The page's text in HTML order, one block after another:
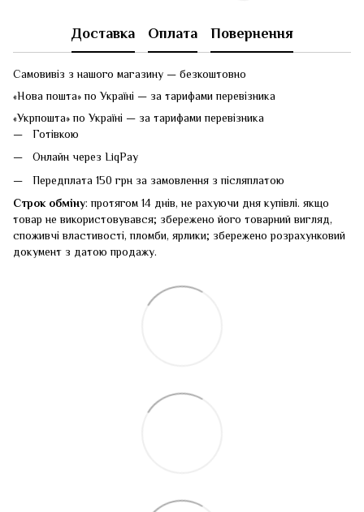
Доставка Оплата Повернення
Самовивіз з нашого магазину — безкоштовно
«Нова пошта» по Україні — за тарифами перевізника
«Укрпошта» по Україні — за тарифами перевізника
Готівкою
Онлайн через LiqPay
Передплата 150 грн за замовлення з післяплатою
Строк обміну: протягом 14 днів, не рахуючи дня купівлі. якщо
товар не використовувався; збережено його товарний вигляд,
споживчі властивості, пломби, ярлики; збережено розрахунковий
документ з датою продажу.